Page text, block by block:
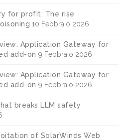
for profit: The rise
10 Febbraio 2026
Application Gateway for
add-on 9 Febbraio 2026
Application Gateway for
add-on 9 Febbraio 2026
breaks LLM safety
of SolarWinds Web